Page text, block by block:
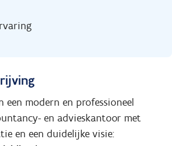
een modern en professioneel
en advieskantoor met
en een duidelijke visie: